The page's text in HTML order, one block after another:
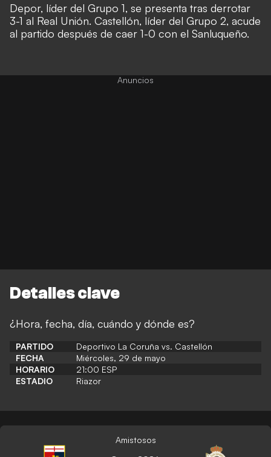
Depor, líder del Grupo 1, se presenta tras derrotar
3-1 al Real Unión. Castellón, líder del Grupo 2, acude
al partido después de caer 1-0 con el Sanluqueño.
Detalles clave
¿Hora, fecha, día, cuándo y dónde es?
PARTIDO
Deportivo La Coruña vs. Castellón
FECHA
Miércoles, 29 de mayo
HORARIO
21:00 ESP
ESTADIO
Riazor
Amistosos